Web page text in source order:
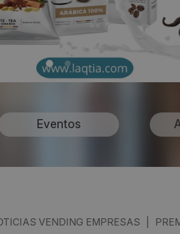
Eventos
VENDING EMPRESAS